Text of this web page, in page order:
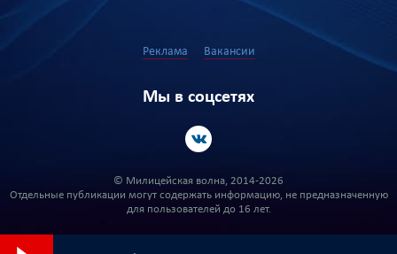
Реклама Вакансии
Мы в соцсетях
© Милицейская волна, 2014-2026
Отдельные публикации могут содержать информацию, не предназначенную
для пользователей до 16 лет.